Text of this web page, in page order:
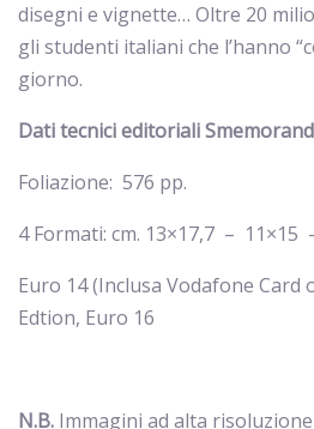
disegni e vignette… Oltre 20
gli studenti italiani che l’hanno
giorno.
Dati tecnici editoriali
Foliazione: 576 pp.
4 Formati: cm. 13×17,7 –
Euro 14 (Inclusa Vodafone Card
Edtion, Euro 16
N.B. Immagini ad alta